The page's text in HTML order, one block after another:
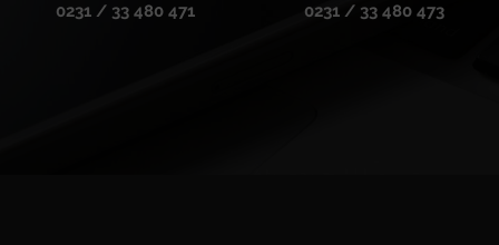
0231 / 33 480 471 0231 / 33 480 473